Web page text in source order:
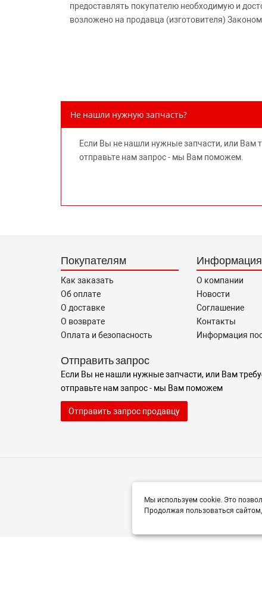
предоставлять покупателю необходимую и
возложено на продавца (изготовителя)
Не нашли нужную запчасть?
Если Вы не нашли нужные запчасти, или Вам
отправьте нам запрос - мы Вам поможем.
Покупателям
Как заказать
Об оплате
О доставке
О возврате
Оплата и безопасность
Информация
О компании
Новости
Соглашение
Контакты
Информация
Отправить запрос
Если Вы не нашли нужные запчасти, или Вам
отправьте нам запрос - мы Вам поможем
Отправить запрос продавцу
Мы используем cookie. Это
Продолжая пользоваться